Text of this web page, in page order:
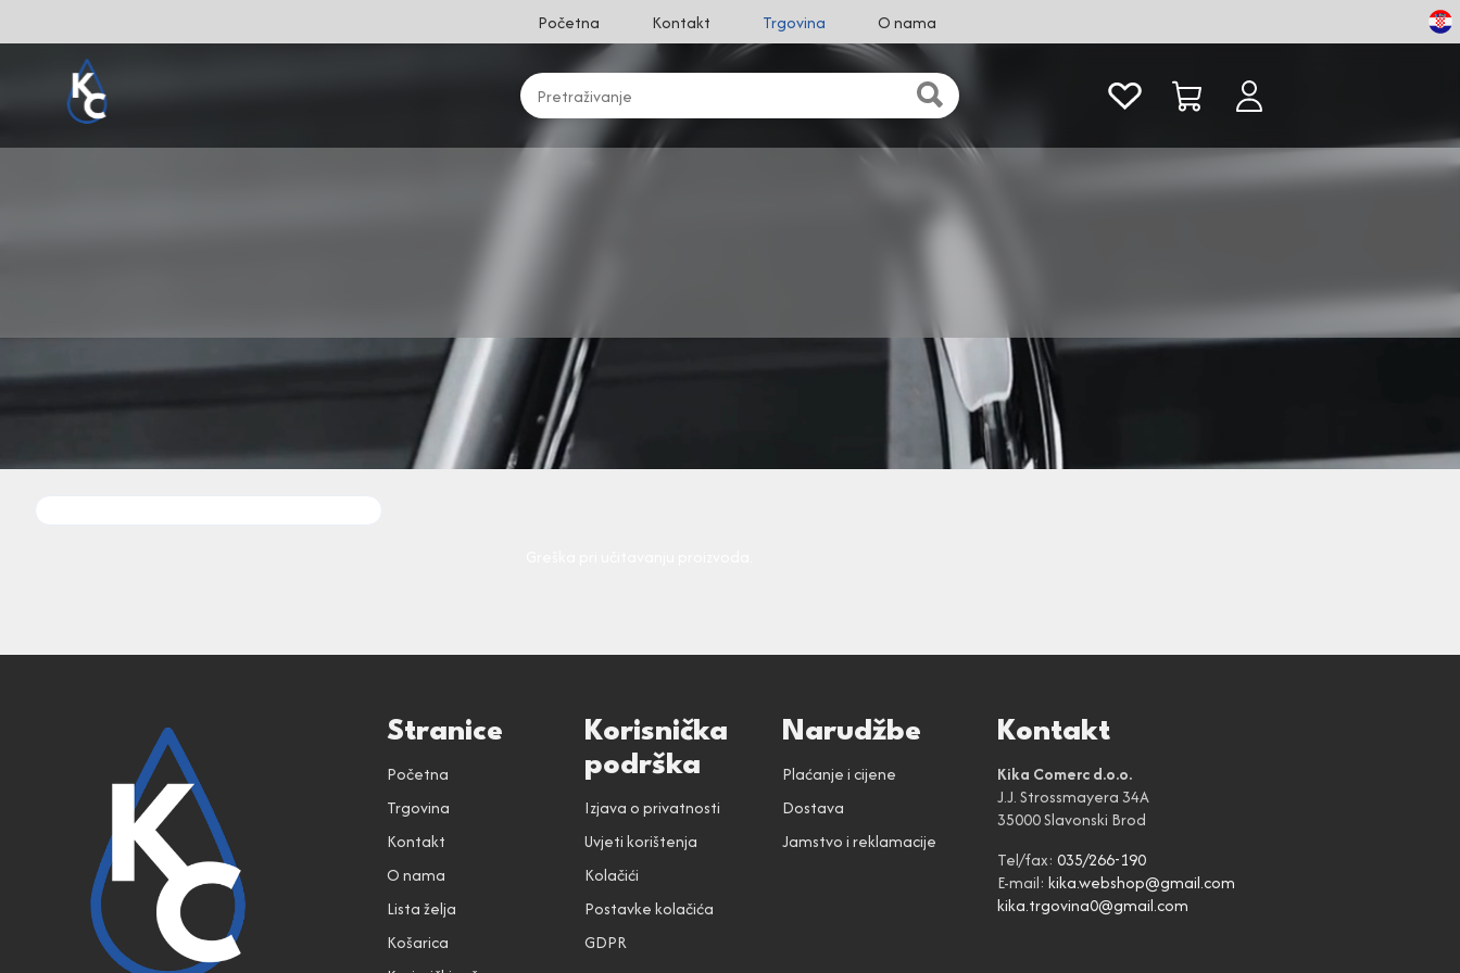
Početna Kontakt Trgovina O nama
Stranice
Početna
Trgovina
Kontakt
O nama
Lista želja
Košarica
Korisnička
podrška
Izjava o privatnosti
Uvjeti korištenja
Kolačići
Postavke kolačića
GDPR
Narudžbe
Plaćanje i cijene
Dostava
Jamstvo i reklamacije
Kontakt
Kika Comerc d.o.o.
J.J. Strossmayera 34A
35000 Slavonski Brod
Tel/fax: 035/266-190
E-mail: kika.webshop@gmail.com
kika.trgovina0@gmail.com